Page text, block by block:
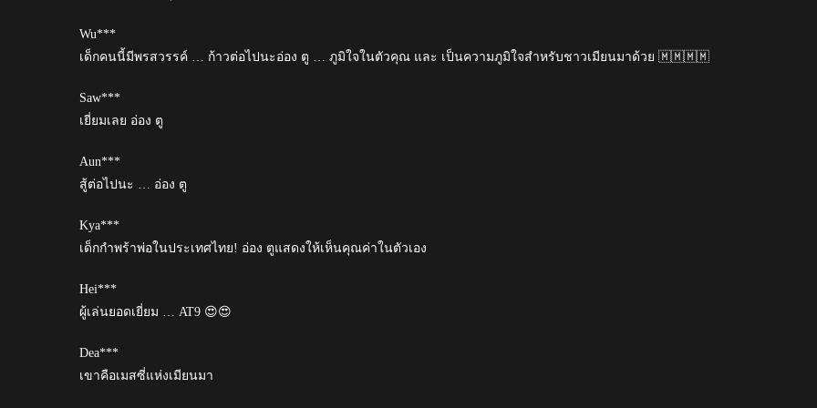
Wu***
เด็กคนนี้มีพรสวรรค์ … ก้าวต่อไปนะอ่อง ตู … ภูมิใจในตัวคุณ และ เป็นความภูมิใจสำหรับชาวเมียนมาด้วย 🇲🇲🇲🇲
Saw***
เยี่ยมเลย อ่อง ตู
Aun***
สู้ต่อไปนะ … อ่อง ตู
Kya***
เด็กกำพร้าพ่อในประเทศไทย! อ่อง ตูแสดงให้เห็นคุณค่าในตัวเอง
Hei***
ผู้เล่นยอดเยี่ยม … AT9 😍😍
Dea***
เขาคือเมสซี่แห่งเมียนมา